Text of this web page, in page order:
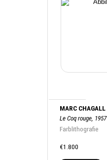
MARC CHAGALL
Le Coq rouge, 1957
Farblithografie
€1.800